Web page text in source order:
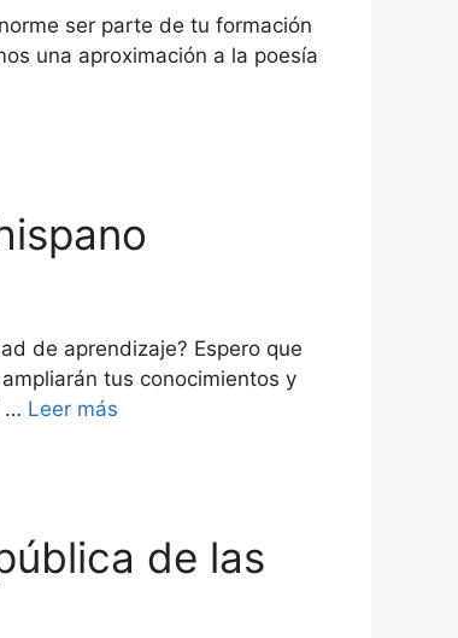
ser parte de tu formación
una aproximación a la poesía
de aprendizaje? Espero que
tus conocimientos y
… Leer más
de las